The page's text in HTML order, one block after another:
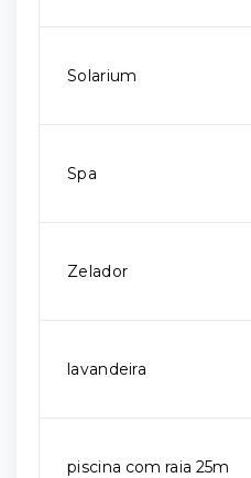
Solarium
Spa
Zelador
lavandeira
piscina com raia 25m